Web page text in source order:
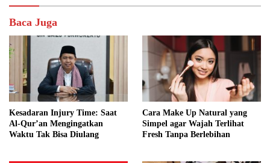
Baca Juga
Kesadaran Injury Time: Saat
Al-Qur’an Mengingatkan
Waktu Tak Bisa Diulang
Cara Make Up Natural yang
Simpel agar Wajah Terlihat
Fresh Tanpa Berlebihan